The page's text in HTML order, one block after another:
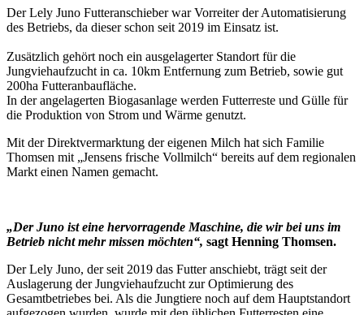
Der Lely Juno Futteranschieber war Vorreiter der Automatisierung
des Betriebs, da dieser schon seit 2019 im Einsatz ist.
Zusätzlich gehört noch ein ausgelagerter Standort für die
Jungviehaufzucht in ca. 10km Entfernung zum Betrieb, sowie gut
200ha Futteranbaufläche.
In der angelagerten Biogasanlage werden Futterreste und Gülle für
die Produktion von Strom und Wärme genutzt.
Mit der Direktvermarktung der eigenen Milch hat sich Familie
Thomsen mit „Jensens frische Vollmilch“ bereits auf dem regionalen
Markt einen Namen gemacht.
„Der Juno ist eine hervorragende Maschine, die wir bei uns im
Betrieb nicht mehr missen möchten“, sagt Henning Thomsen.
Der Lely Juno, der seit 2019 das Futter anschiebt, trägt seit der
Auslagerung der Jungviehaufzucht zur Optimierung des
Gesamtbetriebes bei. Als die Jungtiere noch auf dem Hauptstandort